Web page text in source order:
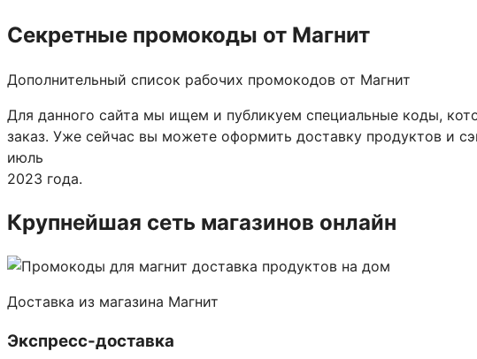
Секретные промокоды от Магнит
Дополнительный список рабочих промокодов от Магнит
Для данного сайта мы ищем и публикуем специальные коды,
заказ. Уже сейчас вы можете оформить доставку продуктов и
июль
2023 года.
Крупнейшая сеть магазинов онлайн
Доставка из магазина Магнит
Экспресс-доставка